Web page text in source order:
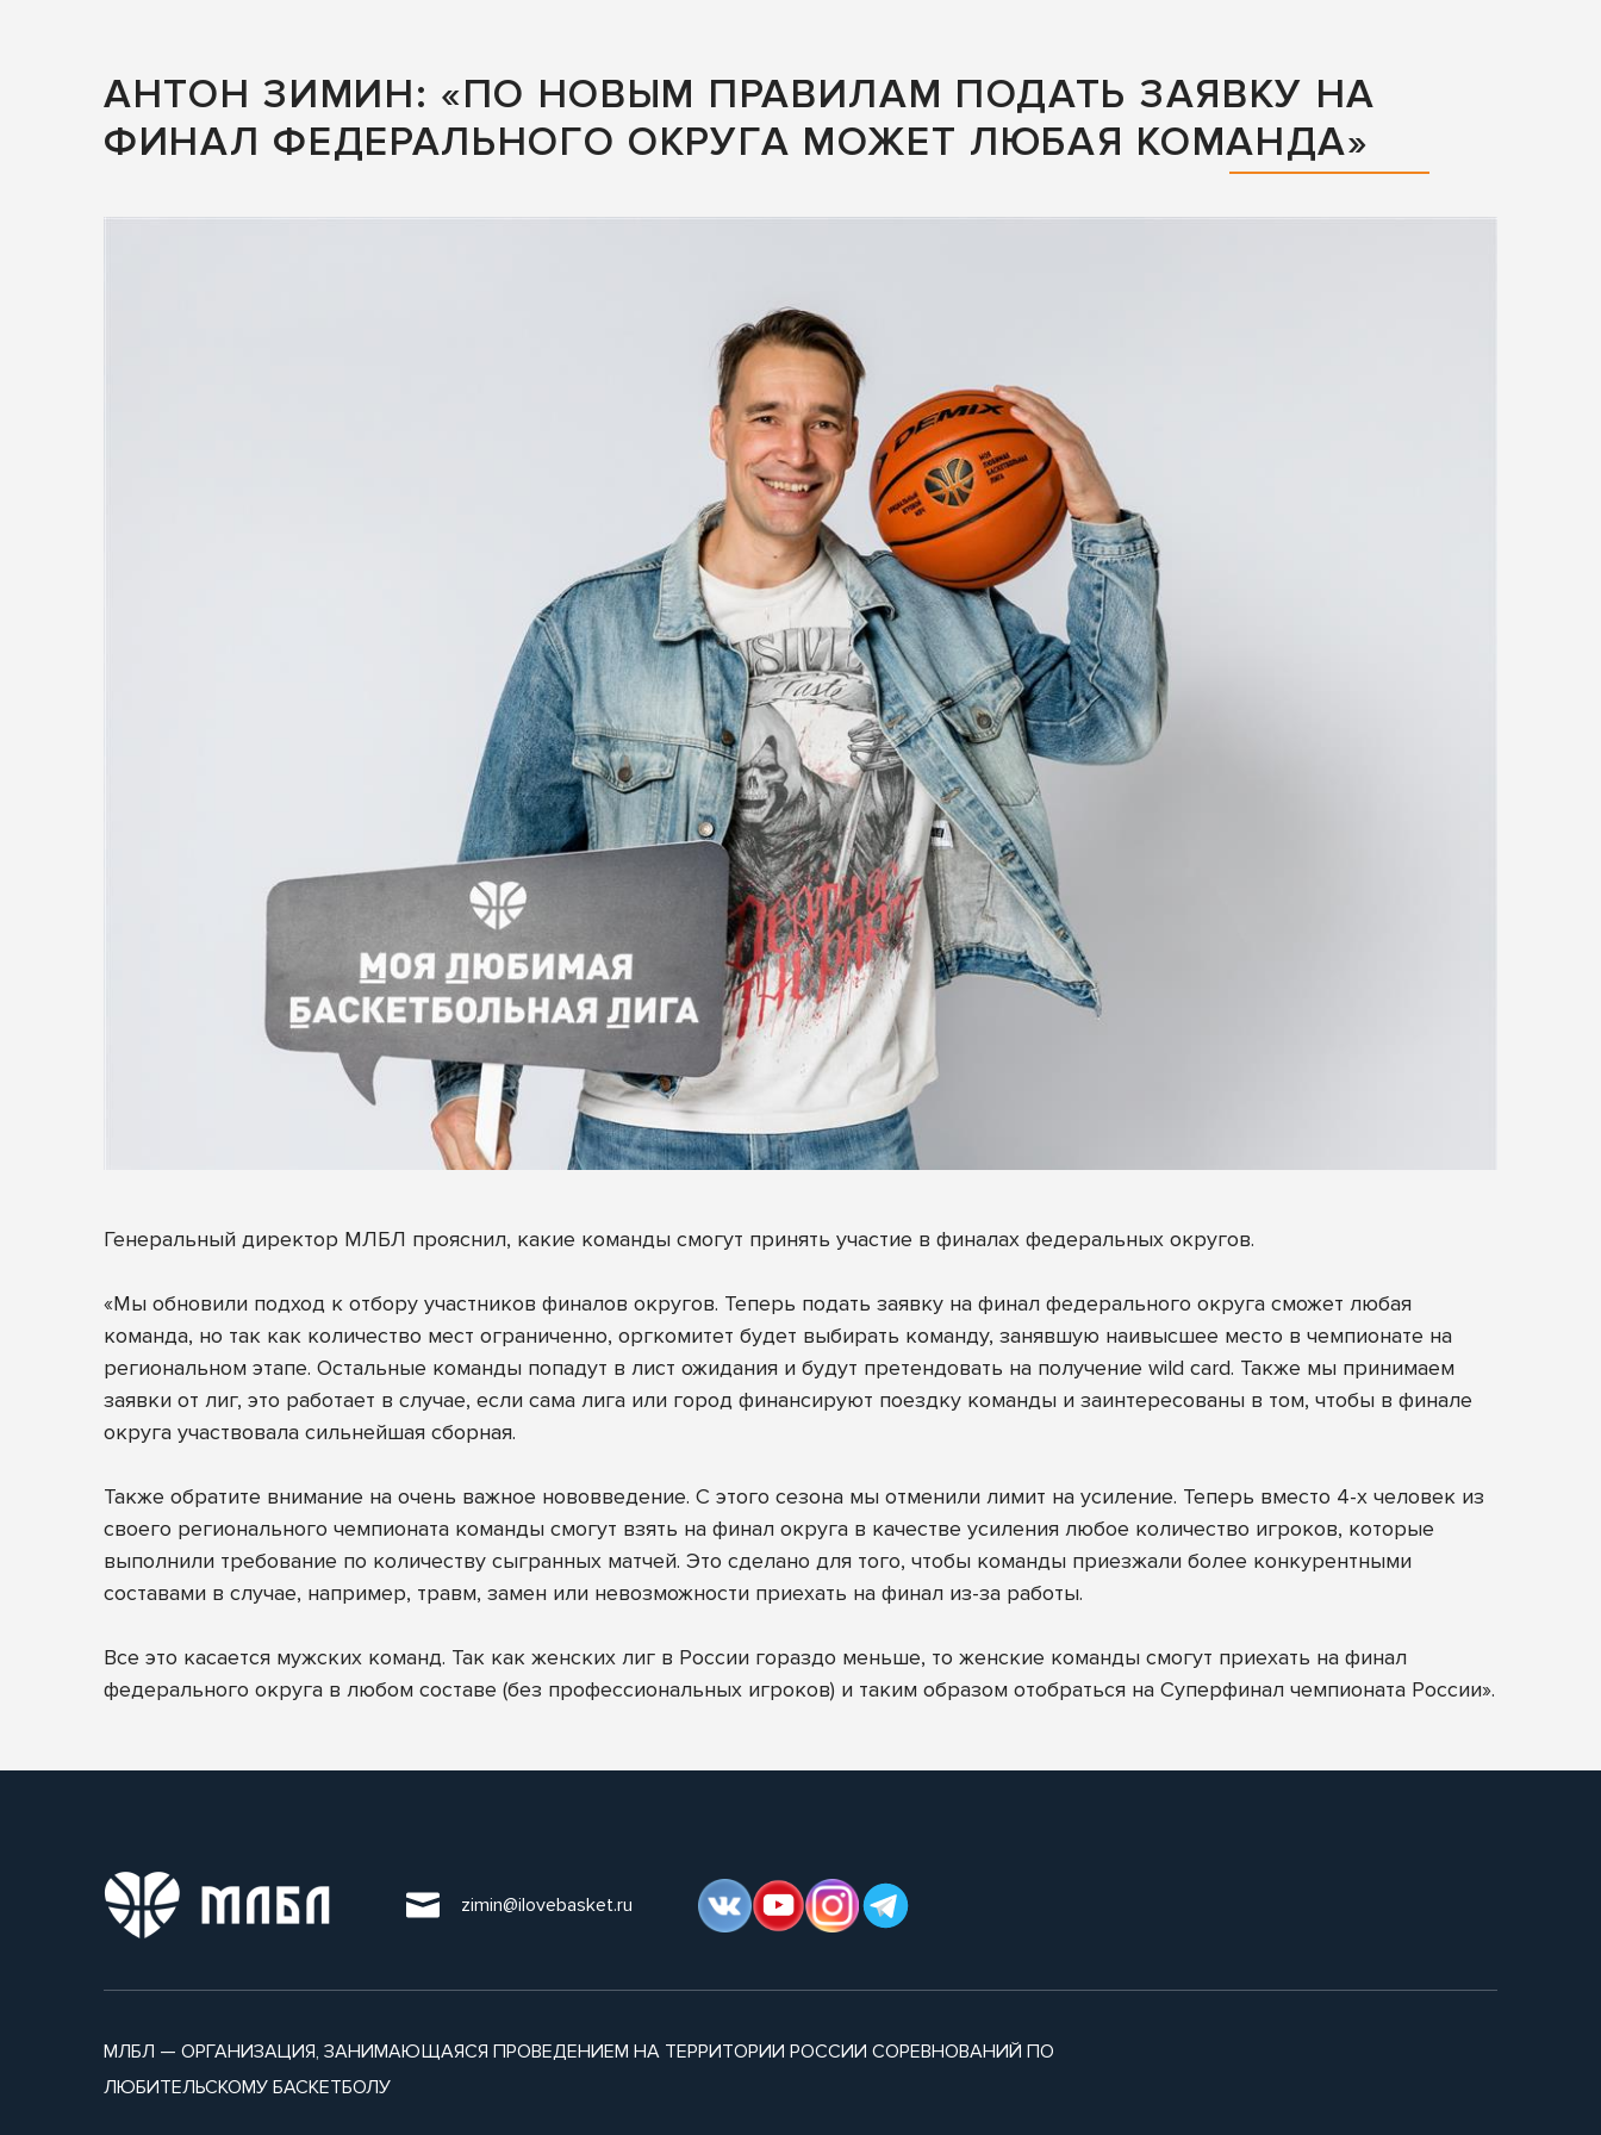
АНТОН ЗИМИН: «ПО НОВЫМ ПРАВИЛАМ ПОДАТЬ ЗАЯВКУ НА
ФИНАЛ ФЕДЕРАЛЬНОГО ОКРУГА МОЖЕТ ЛЮБАЯ КОМАНДА»
Генеральный директор МЛБЛ прояснил, какие команды смогут принять участие в финалах федеральных округов.
«Мы обновили подход к отбору участников финалов округов. Теперь подать заявку на финал федерального округа сможет любая
команда, но так как количество мест ограниченно, оргкомитет будет выбирать команду, занявшую наивысшее место в чемпионате на
региональном этапе. Остальные команды попадут в лист ожидания и будут претендовать на получение wild card. Также мы принимаем
заявки от лиг, это работает в случае, если сама лига или город финансируют поездку команды и заинтересованы в том, чтобы в финале
округа участвовала сильнейшая сборная.
Также обратите внимание на очень важное нововведение. С этого сезона мы отменили лимит на усиление. Теперь вместо 4-х человек из
своего регионального чемпионата команды смогут взять на финал округа в качестве усиления любое количество игроков, которые
выполнили требование по количеству сыгранных матчей. Это сделано для того, чтобы команды приезжали более конкурентными
составами в случае, например, травм, замен или невозможности приехать на финал из-за работы.
Все это касается мужских команд. Так как женских лиг в России гораздо меньше, то женские команды смогут приехать на финал
федерального округа в любом составе (без профессиональных игроков) и таким образом отобраться на Суперфинал чемпионата России».
zimin@ilovebasket.ru
МЛБЛ — ОРГАНИЗАЦИЯ, ЗАНИМАЮЩАЯСЯ ПРОВЕДЕНИЕМ НА ТЕРРИТОРИИ РОССИИ СОРЕВНОВАНИЙ ПО
ЛЮБИТЕЛЬСКОМУ БАСКЕТБОЛУ